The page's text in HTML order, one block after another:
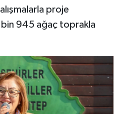
proje
bin 945 ağaç toprakla